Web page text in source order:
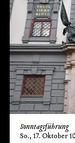
Sonntagsführung
So., 17. Oktober